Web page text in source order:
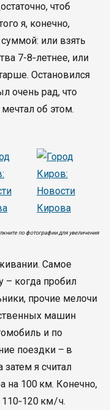
чтоб
я, конечно,
или взять
7-8‑летнее, или
Остановился
очень рад, что
об этом.
по фотографии для увеличения
Самое
– когда пробил
прочие мелочи
машин
и по
поездки – в
я считал
на 100 км. Конечно,
км / ч.